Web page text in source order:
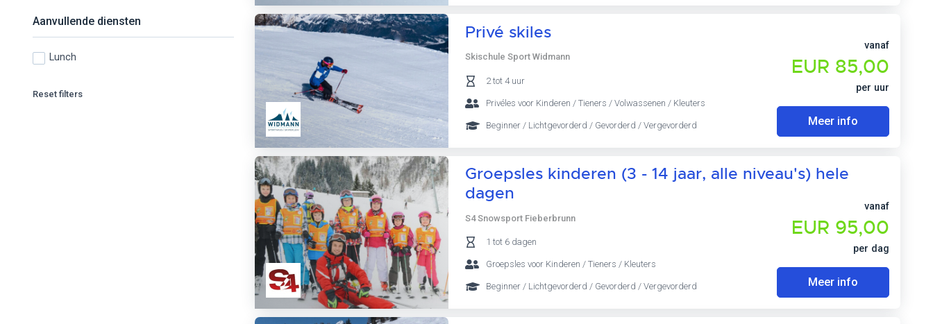
Aanvullende diensten
Lunch
Reset filters
Privé skiles
Skischule Sport Widmann
2 tot 4 uur
Privéles voor Kinderen / Tieners / Volwassenen / Kleuters
Beginner / Lichtgevorderd / Gevorderd / Vergevorderd
vanaf
EUR 85,00
per uur
Meer info
Groepsles kinderen (3 - 14 jaar, alle niveau's) hele
dagen
S4 Snowsport Fieberbrunn
1 tot 6 dagen
Groepsles voor Kinderen / Tieners / Kleuters
Beginner / Lichtgevorderd / Gevorderd / Vergevorderd
vanaf
EUR 95,00
per dag
Meer info